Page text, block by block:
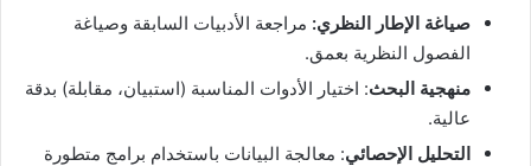
صياغة الإطار النظري: مراجعة الأدبيات السابقة وصياغة
الفصول النظرية بعمق.
منهجية البحث: اختيار الأدوات المناسبة (استبيان، مقابلة) بدقة
عالية.
التحليل الإحصائي: معالجة البيانات باستخدام برامج متطورة